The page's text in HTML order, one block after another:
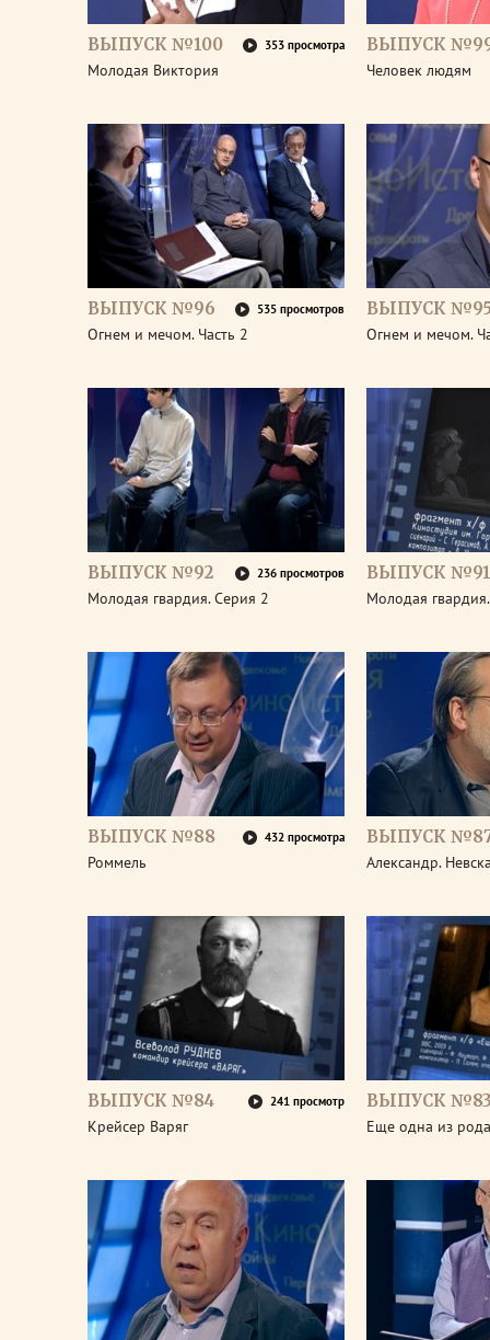
ВЫПУСК №100 353 просмотра
Молодая Виктория
ВЫПУСК
Человек людям
ВЫПУСК №96 535 просмотров
Огнем и мечом. Часть 2
ВЫПУСК
Огнем и мечом.
ВЫПУСК №92 236 просмотров
Молодая гвардия. Серия 2
ВЫПУСК №91
Молодая
ВЫПУСК №88 432 просмотра
Роммель
ВЫПУСК
Александр.
ВЫПУСК №84 241 просмотр
Крейсер Варяг
ВЫПУСК
Еще одна из